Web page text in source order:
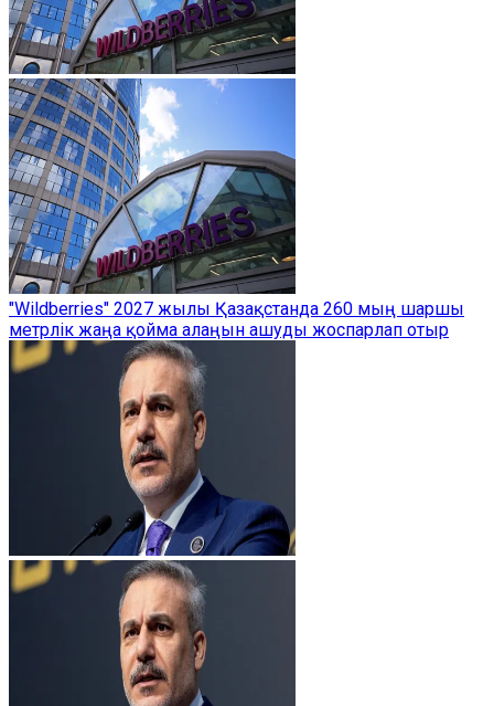
"Wildberries" 2027 жылы Қазақстанда 260 мың шаршы
метрлік жаңа қойма алаңын ашуды жоспарлап отыр